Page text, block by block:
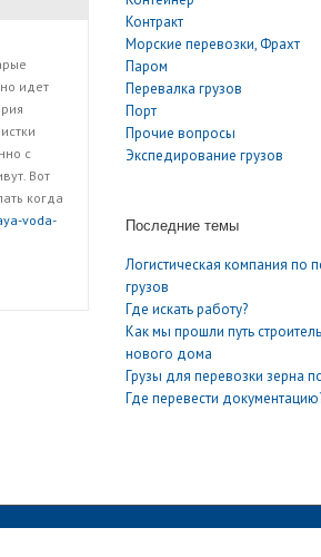
идет
с
Вот
когда
voda-
Контракт
Морские перевозки, Фрахт
Паром
Перевалка грузов
Порт
Прочие вопросы
Экспедирование грузов
Последние темы
Логистическая компания по
грузов
Где искать работу?
Как мы прошли путь
нового дома
Грузы для перевозки зерна
Где перевести